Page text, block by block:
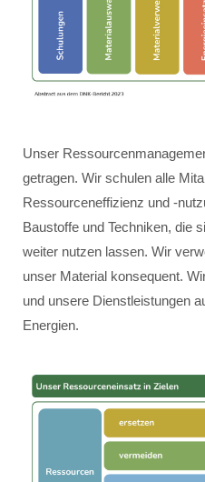
Unser
getragen. Wir schulen alle
Ressourceneffizienz und -
Baustoffe und Techniken, die
weiter nutzen lassen. Wir
unser Material konsequent.
und unsere Dienstleistungen
Energien.